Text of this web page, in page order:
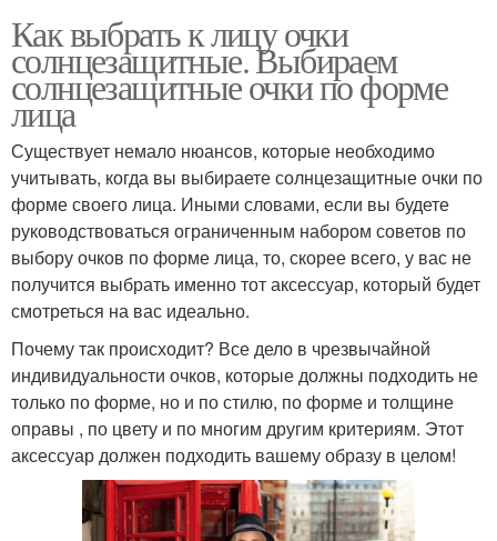
Как выбрать к лицу очки
солнцезащитные. Выбираем
солнцезащитные очки по форме
лица
Существует немало нюансов, которые необходимо
учитывать, когда вы выбираете солнцезащитные очки по
форме своего лица. Иными словами, если вы будете
руководствоваться ограниченным набором советов по
выбору очков по форме лица, то, скорее всего, у вас не
получится выбрать именно тот аксессуар, который будет
смотреться на вас идеально.
Почему так происходит? Все дело в чрезвычайной
индивидуальности очков, которые должны подходить не
только по форме, но и по стилю, по форме и толщине
оправы , по цвету и по многим другим критериям. Этот
аксессуар должен подходить вашему образу в целом!